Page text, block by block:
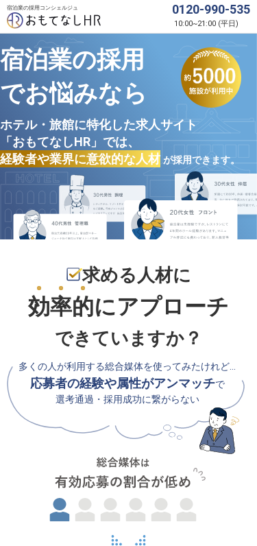
宿泊業の採用コンシェルジュ 0120-990-535
10:00~21:00 (平日)
宿泊業の採用
でお悩みなら
ホテル・旅館に特化した求人サイト
「おもてなしHR」では、
経験者や業界に意欲的な人材 が採用できます。
求める人材に
効率的にアプローチ
できていますか？
多くの人が利用する総合媒体を使ってみたけれど…
応募者の経験や属性がアンマッチで
選考通過・採用成功に繋がらない